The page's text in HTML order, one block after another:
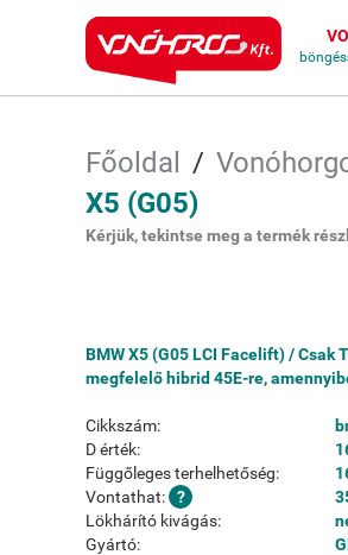
Főoldal
X5 (G05)
Kérjük, tekintse meg a termék
BMW X5 (G05 LCI Facelift) /
megfelelő hibrid 45E-re,
Cikkszám:
D érték:
Függőleges terhelhetőség:
Vontathat:
Lökhárító kivágás:
Gyártó: